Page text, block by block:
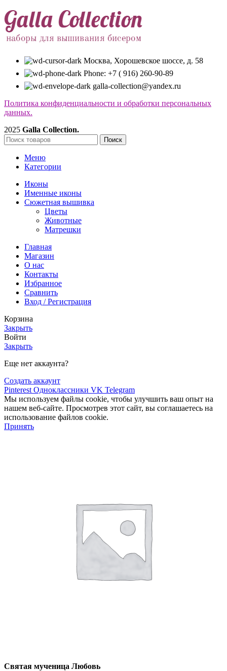
Москва, Хорошевское шоссе, д. 58
Phone: +7 ( 916) 260-90-89
galla-collection@yandex.ru
Политика конфиденциальности и обработки персональных
данных.
2025 Galla Collection.
Поиск
Меню
Категории
Иконы
Именные иконы
Сюжетная вышивка
Цветы
Животные
Матрешки
Главная
Магазин
О нас
Контакты
Избранное
Сравнить
Вход / Регистрация
Корзина
Закрыть
Войти
Закрыть
Еще нет аккаунта?
Создать аккаунт
Pinterest Одноклассники VK Telegram
Мы используем файлы cookie, чтобы улучшить ваш опыт на
нашем веб-сайте. Просмотрев этот сайт, вы соглашаетесь на
использование файлов cookie.
Принять
Святая мученица Любовь